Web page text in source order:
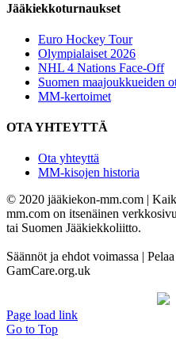
Jääkiekkoturnaukset
Euro Hockey Tour
Olympialaiset 2026
NHL 4 Nations Face-Off
Suomen maajoukkueiden
MM-kertoimet
OTA YHTEYTTÄ
Ota yhteyttä
MM-kisojen historia
© 2020 jääkiekon-mm.com |
mm.com on itsenäinen
tai Suomen Jääkiekkoliitto.
Säännöt ja ehdot voimassa |
GamCare.org.uk
Page load link
Go to Top